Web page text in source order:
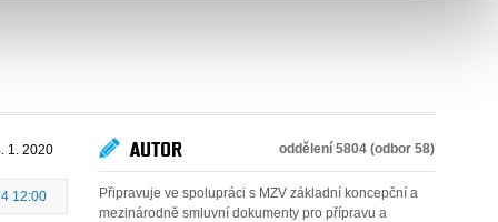
1. 2020
12:00
AUTOR oddělení 5804 (odbor 58)
Připravuje ve spolupráci s MZV základní koncepční a
mezinárodně smluvní dokumenty pro přípravu a